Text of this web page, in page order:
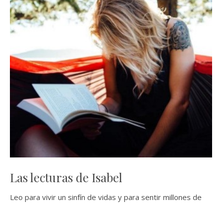
Las lecturas de Isabel
Leo para vivir un sinfín de vidas y para sentir millones de